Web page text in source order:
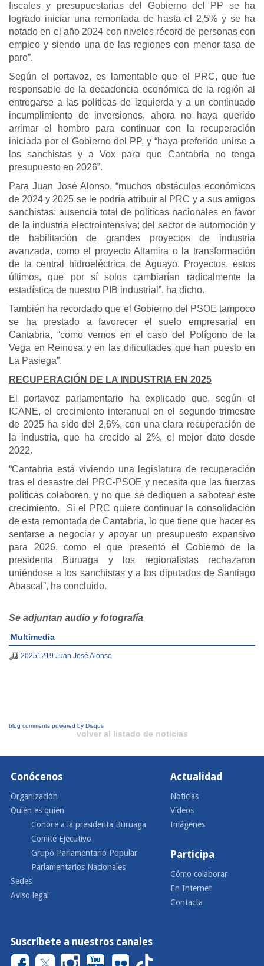
fiscales y presupuestarias del Gobierno del PP se ha
logrado iniciar una remontada de hasta el 2,5% y se ha
notado en el año 2024 con niveles récord de personas con
empleo y siendo una de las regiones con menor tasa de
paro”.
Según el portavoz, es lamentable que el PRC, que fue
responsable de la decadencia económica de la región al
entregarse a las políticas de izquierda y a un continuado
incumplimiento de inversiones, ahora no haya querido
arrimar el hombro para continuar con la recuperación
iniciada por el Gobierno del PP, y “haya preferido unirse a
los sanchistas y a Vox para que Cantabria no tenga
presupuesto en 2026”.
Para Juan José Alonso, “muchos obstáculos económicos
de 2024 y 2025 se le podría atribuir al PRC y a sus amigos
sanchistas: ausencia total de políticas nacionales en favor
de la industria electrointensiva; del sector de automoción y
de habilitación de grandes proyectos de industria
avanzada, como el proyecto Altamira o la transformación
de la central hidroeléctrica de Aguayo. Proyectos, estos
últimos, que por sí solos cambiarían radicalmente la
estadística de nuestro PIB industrial”, ha dicho.
También ha recordado que el Gobierno del PSOE tampoco
se ha prestado a favorecer el suelo empresarial en
Cantabria, “como vemos en el caso del Polígono de la
Vega en Reinosa y en las dificultades que han puesto en
La Pasiega”.
RECUPERACIÓN DE LA INDUSTRIA EN 2025
El portavoz parlamentario ha explicado que, según el
ICANE, el crecimiento interanual en el segundo trimestre
de 2025 ha sido del 2,6%, con una clara recuperación de
la industria, que ha crecido al 2%, el mejor dato desde
2022.
“Cantabria está viviendo una legislatura de recuperación
tras el desastre del PRC-PSOE y necesita que las fuerzas
políticas colaboren, y no que se dediquen a sabotear este
crecimiento. Si el PRC quiere continuar la consolidación
de esta remontada de Cantabria, lo que tiene que hacer es
sentarse a negociar y apoyar un presupuesto expansivo
para 2026, como el que presentó el Gobierno de la
presidenta Buruaga y los regionalistas rechazaron
uniéndose a los sanchistas y a los diputados de Santiago
Abascal”, ha concluido.
Se adjuntan audio y fotografía
Multimedia
20251219 Juan José Alonso
blog comments powered by Disqus
volver al listado de noticias
Conócenos
Organización
Quién es quién
Conoce a la presidenta Buruaga
Comité Ejecutivo
Grupo Parlamentario Popular
Parlamentarios Nacionales
Sedes
Aviso legal
Actualidad
Noticias
Vídeos
Imágenes
Participa
Cómo colaborar
En Internet
Contacta
Suscríbete a nuestros canales